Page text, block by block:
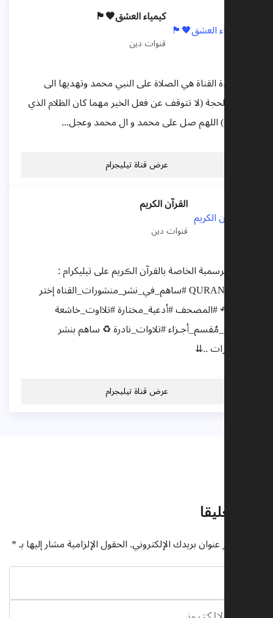
كيمياء العشق🖤🏴
قنوات دين
ثمن هذة القناة هي الصلاة على النبي محمد وتهديها الى
الامام الحجة (لا تتوقف عن فعل الخير مهما كان الظلام الذي
بداخلك) اللهم صل على محمد و ال محمد وعجل...
عرض قناة تيليجرام
القرآن الكريم
قنوات دين
القناة الرسمية الخاصة بالقرآن الڪريم على تيليكرام :
#QURAN MP3 #ساهم_في_نشر_منشورات_القناه إختر
قسم :↶ #المصحف #أدعية_مختارة #تلااوت_خاشعة
#القرآن_مُقسم_أجـزاء #تلاوات_نادرة ♻ ساهم بنشر
المنشورات ..⇊
عرض قناة تيليجرام
اترك تعليقا
لن يتم نشر عنوان بريدك الإلكتروني.الحقول الإلزامية مشار إليها بـ*